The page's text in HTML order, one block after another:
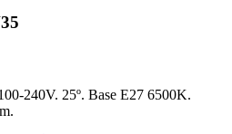
240V. 25º. Base E27 6500K.